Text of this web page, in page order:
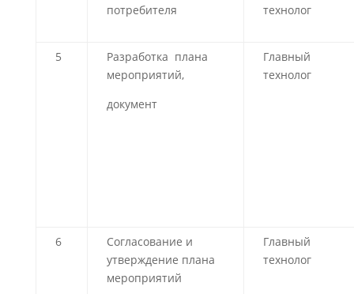
потребителя
технолог
5
Разработка плана
мероприятий,
документ
Главный
технолог
6
Согласование и
утверждение плана
мероприятий
Главный
технолог